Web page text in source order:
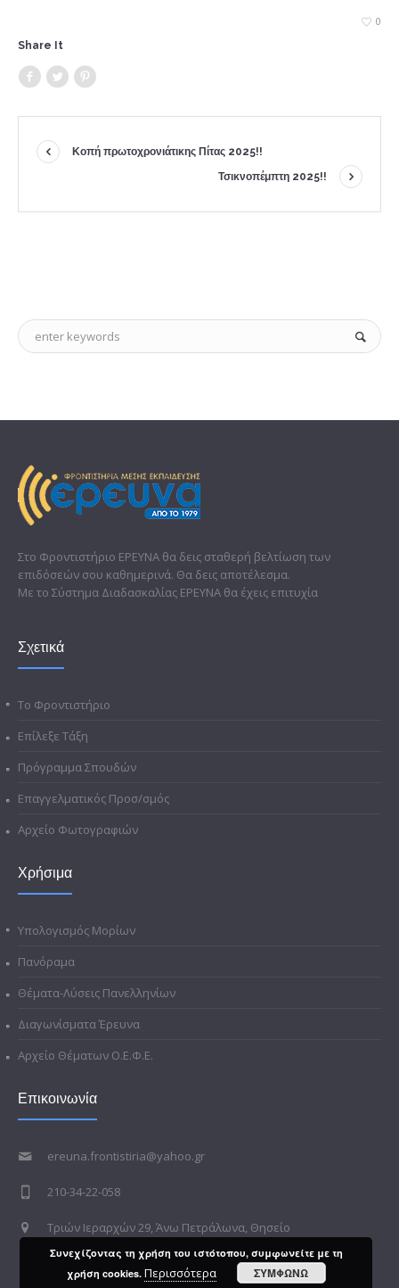
0
Share It
Κοπή πρωτοχρονιάτικης Πίτας 2025!!
Τσικνοπέμπτη 2025!!
Στο Φροντιστήριο ΕΡΕΥΝΑ θα δεις σταθερή βελτίωση των
επιδόσεών σου καθημερινά. Θα δεις αποτέλεσμα.
Με το Σύστημα Διαδασκαλίας ΕΡΕΥΝΑ θα έχεις επιτυχία
Σχετικά
Το Φροντιστήριο
Επίλεξε Τάξη
Πρόγραμμα Σπουδών
Επαγγελματικός Προσ/σμός
Αρχείο Φωτογραφιών
Χρήσιμα
Υπολογισμός Μορίων
Πανόραμα
Θέματα-Λύσεις Πανελληνίων
Διαγωνίσματα Έρευνα
Αρχείο Θέματων Ο.Ε.Φ.Ε.
Επικοινωνία
ereuna.frontistiria@yahoo.gr
210-34-22-058
Τριών Ιεραρχών 29, Άνω Πετράλωνα, Θησείο
Συνεχίζοντας τη χρήση του ιστότοπου, συμφωνείτε με τη
χρήση cookies. Περισσότερα ΣΥΜΦΩΝΩ